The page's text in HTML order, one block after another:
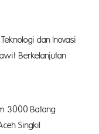
dan Inovasi
Berkelanjutan
3000 Batang
Singkil